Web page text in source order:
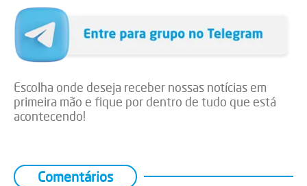
Escolha onde deseja receber nossas notícias em
primeira mão e fique por dentro de tudo que está
acontecendo!
Comentários